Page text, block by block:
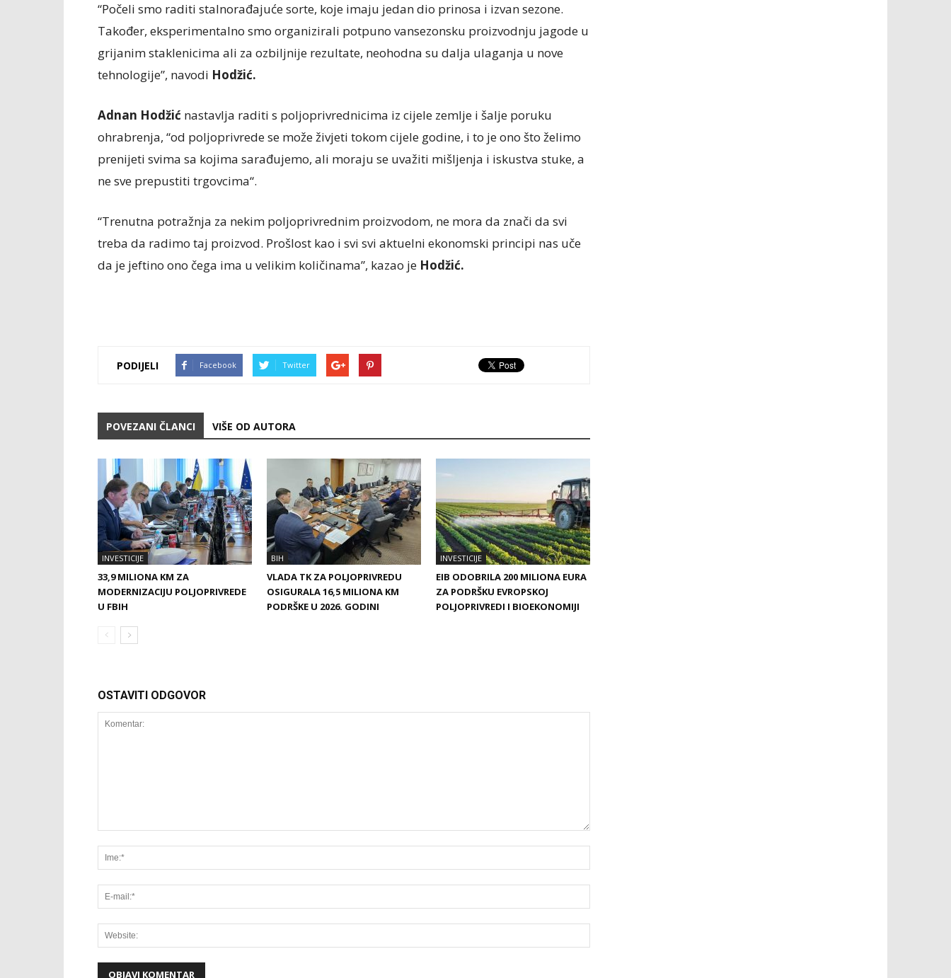
“Počeli smo raditi stalnorađajuće sorte, koje imaju jedan dio prinosa i izvan sezone.
Također, eksperimentalno smo organizirali potpuno vansezonsku proizvodnju jagode u
grijanim staklenicima ali za ozbiljnije rezultate, neohodna su dalja ulaganja u nove
tehnologije”, navodi Hodžić.
Adnan Hodžić nastavlja raditi s poljoprivrednicima iz cijele zemlje i šalje poruku
ohrabrenja, “od poljoprivrede se može živjeti tokom cijele godine, i to je ono što želimo
prenijeti svima sa kojima sarađujemo, ali moraju se uvažiti mišljenja i iskustva stuke, a
ne sve prepustiti trgovcima“.
“Trenutna potražnja za nekim poljoprivrednim proizvodom, ne mora da znači da svi
treba da radimo taj proizvod. Prošlost kao i svi svi aktuelni ekonomski principi nas uče
da je jeftino ono čega ima u velikim količinama”, kazao je Hodžić.
PODIJELI Facebook Twitter
POVEZANI ČLANCI VIŠE OD AUTORA
INVESTICIJE
33,9 MILIONA KM ZA
MODERNIZACIJU POLJOPRIVREDE
U FBIH
BIH
VLADA TK ZA POLJOPRIVREDU
OSIGURALA 16,5 MILIONA KM
PODRŠKE U 2026. GODINI
INVESTICIJE
EIB ODOBRILA 200 MILIONA EURA
ZA PODRŠKU EVROPSKOJ
POLJOPRIVREDI I BIOEKONOMIJI
OSTAVITI ODGOVOR